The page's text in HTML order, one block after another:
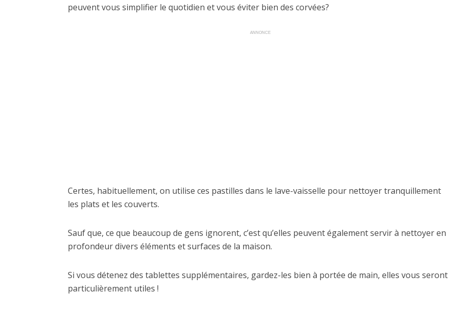
peuvent vous simplifier le quotidien et vous éviter bien des corvées?
ANNONCE
Certes, habituellement, on utilise ces pastilles dans le lave-vaisselle pour nettoyer tranquillement
les plats et les couverts.
Sauf que, ce que beaucoup de gens ignorent, c’est qu’elles peuvent également servir à nettoyer en
profondeur divers éléments et surfaces de la maison.
Si vous détenez des tablettes supplémentaires, gardez-les bien à portée de main, elles vous seront
particulièrement utiles !